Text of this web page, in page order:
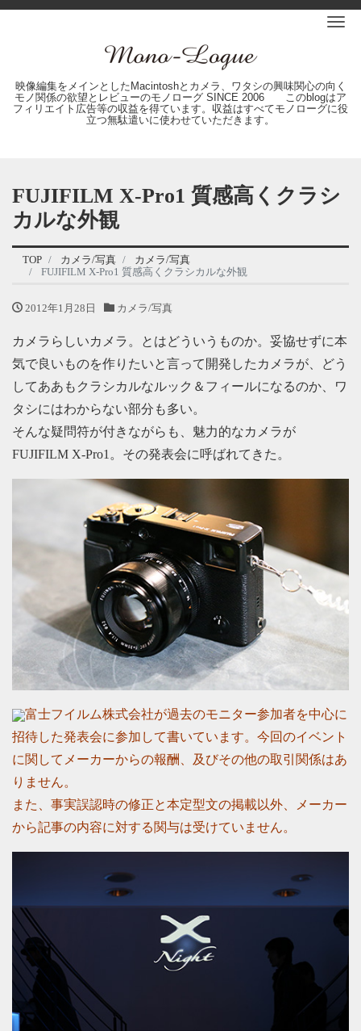
映像編集をメインとしたMacintoshとカメラ、ワタシの興味関心の向く
モノ関係の欲望とレビューのモノローグ SINCE 2006 このblogはア
フィリエイト広告等の収益を得ています。収益はすべてモノローグに役
立つ無駄遣いに使わせていただきます。
FUJIFILM X-Pro1 質感高くクラシ
カルな外観
TOP カメラ/写真
カメラ/写真
FUJIFILM X-Pro1 質感高くクラシカルな外観
2012年1月28日 カメラ/写真
カメラらしいカメラ。とはどういうものか。妥協せずに本
気で良いものを作りたいと言って開発したカメラが、どう
してああもクラシカルなルック＆フィールになるのか、ワ
タシにはわからない部分も多い。
そんな疑問符が付きながらも、魅力的なカメラが
FUJIFILM X-Pro1。その発表会に呼ばれてきた。
富士フイルム株式会社が過去のモニター参加者を中心に
招待した発表会に参加して書いています。今回のイベント
に関してメーカーからの報酬、及びその他の取引関係はあ
りません。
また、事実誤認時の修正と本定型文の掲載以外、メーカー
から記事の内容に対する関与は受けていません。